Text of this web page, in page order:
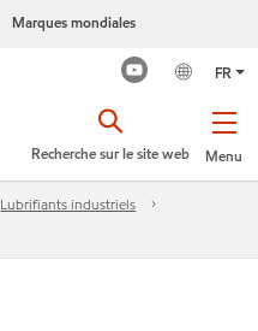
Marques mondiales
FR
Menu
Recherche sur le site web
Lubrifiants industriels